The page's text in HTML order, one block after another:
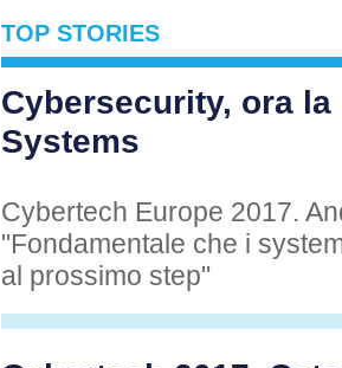
TOP STORIES
Cybersecurity, ora
Systems
Cybertech Europe 2017.
"Fondamentale che i
al prossimo step"